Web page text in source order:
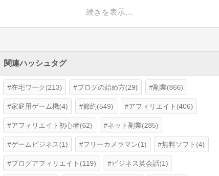
続きを表示…
関連ハッシュタグ
在宅ワーク(213) ブログの始め方(29) 副業(866)
家庭用ゲーム機(4) 節約(549) アフィリエイト(406)
アフィリエイト初心者(62) ネット副業(285)
ゲームビジネス(1) フリーカメラマン(1) 無料ソフト(4)
ブログアフィリエイト(119) ビジネス英会話(1)